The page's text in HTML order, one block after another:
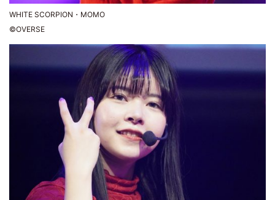
WHITE SCORPION・MOMO
©OVERSE